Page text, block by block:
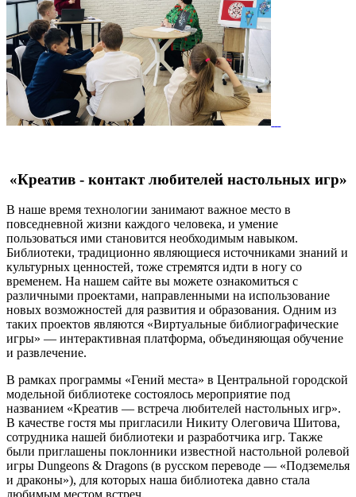
«Креатив - контакт любителей настольных игр»
В наше время технологии занимают важное место в
повседневной жизни каждого человека, и умение
пользоваться ими становится необходимым навыком.
Библиотеки, традиционно являющиеся источниками знаний и
культурных ценностей, тоже стремятся идти в ногу со
временем. На нашем сайте вы можете ознакомиться с
различными проектами, направленными на использование
новых возможностей для развития и образования. Одним из
таких проектов являются «Виртуальные библиографические
игры» — интерактивная платформа, объединяющая обучение
и развлечение.
В рамках программы «Гений места» в Центральной городской
модельной библиотеке состоялось мероприятие под
названием «Креатив — встреча любителей настольных игр».
В качестве гостя мы пригласили Никиту Олеговича Шитова,
сотрудника нашей библиотеки и разработчика игр. Также
были приглашены поклонники известной настольной ролевой
игры Dungeons & Dragons (в русском переводе — «Подземелья
и драконы»), для которых наша библиотека давно стала